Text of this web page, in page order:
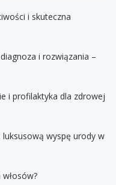
i skuteczna
i rozwiązania –
i profilaktyka dla zdrowej
wyspę urody w